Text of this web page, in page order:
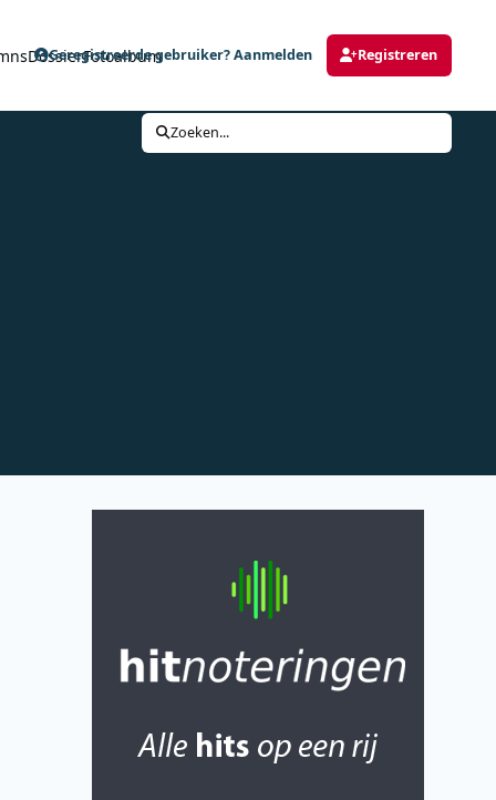
DossierFotoalbum
Geregistreerde gebruiker? Aanmelden Registreren
Zoeken...